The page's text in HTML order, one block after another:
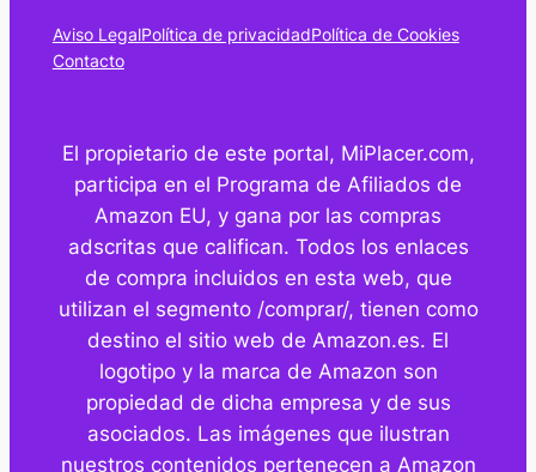
Aviso LegalPolítica de privacidadPolítica de Cookies
Contacto
El propietario de este portal, MiPlacer.com,
participa en el Programa de Afiliados de
Amazon EU, y gana por las compras
adscritas que califican. Todos los enlaces
de compra incluidos en esta web, que
utilizan el segmento /comprar/, tienen como
destino el sitio web de Amazon.es. El
logotipo y la marca de Amazon son
propiedad de dicha empresa y de sus
asociados. Las imágenes que ilustran
nuestros contenidos pertenecen a Amazon